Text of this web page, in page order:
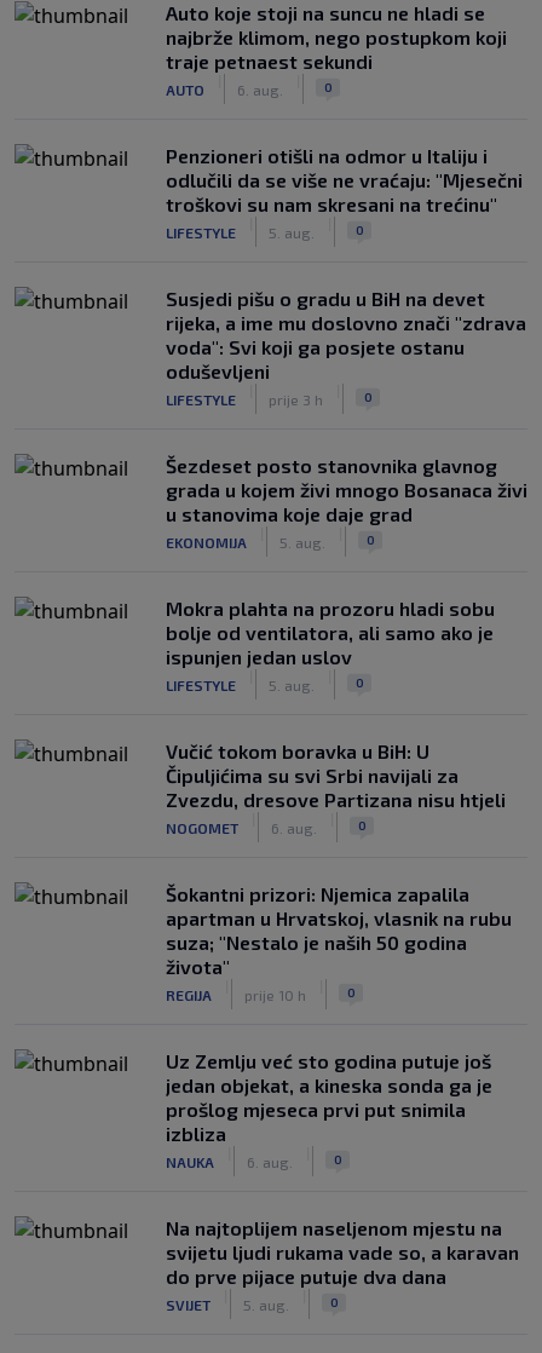
Auto koje stoji na suncu ne hladi se
najbrže klimom, nego postupkom koji
traje petnaest sekundi
AUTO 6. aug. 0
Penzioneri otišli na odmor u Italiju i
odlučili da se više ne vraćaju: "Mjesečni
troškovi su nam skresani na trećinu"
LIFESTYLE 5. aug. 0
Susjedi pišu o gradu u BiH na devet
rijeka, a ime mu doslovno znači "zdrava
voda": Svi koji ga posjete ostanu
oduševljeni
LIFESTYLE prije 3 h 0
Šezdeset posto stanovnika glavnog
grada u kojem živi mnogo Bosanaca živi
u stanovima koje daje grad
EKONOMIJA 5. aug. 0
Mokra plahta na prozoru hladi sobu
bolje od ventilatora, ali samo ako je
ispunjen jedan uslov
LIFESTYLE 5. aug. 0
Vučić tokom boravka u BiH: U
Čipuljićima su svi Srbi navijali za
Zvezdu, dresove Partizana nisu htjeli
NOGOMET 6. aug. 0
Šokantni prizori: Njemica zapalila
apartman u Hrvatskoj, vlasnik na rubu
suza; "Nestalo je naših 50 godina
života"
REGIJA prije 10 h 0
Uz Zemlju već sto godina putuje još
jedan objekat, a kineska sonda ga je
prošlog mjeseca prvi put snimila
izbliza
NAUKA 6. aug. 0
Na najtoplijem naseljenom mjestu na
svijetu ljudi rukama vade so, a karavan
do prve pijace putuje dva dana
SVIJET 5. aug. 0